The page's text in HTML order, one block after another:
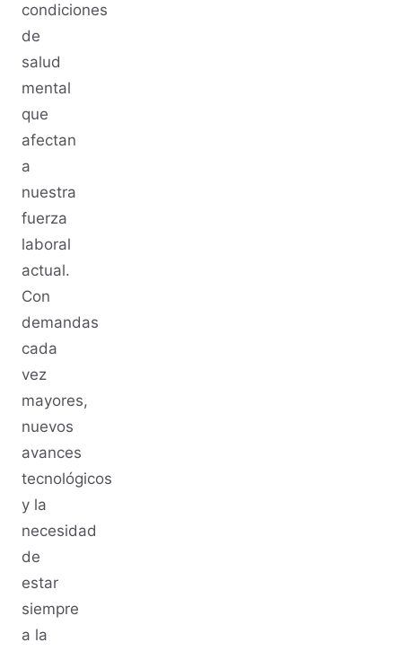
condiciones
de
salud
mental
que
afectan
a
nuestra
fuerza
laboral
actual.
Con
demandas
cada
vez
mayores,
nuevos
avances
tecnológicos
y la
necesidad
de
estar
siempre
a la